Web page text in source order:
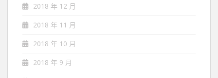
2018 年 12 月
2018 年 11 月
2018 年 10 月
2018 年 9 月